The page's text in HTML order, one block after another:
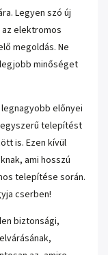
Legyen szó új
elektromos
megoldás. Ne
minőséget
legnagyobb előnyei
telepítést
is. Ezen kívül
ami hosszú
telepítése során.
cserben!
biztonsági,